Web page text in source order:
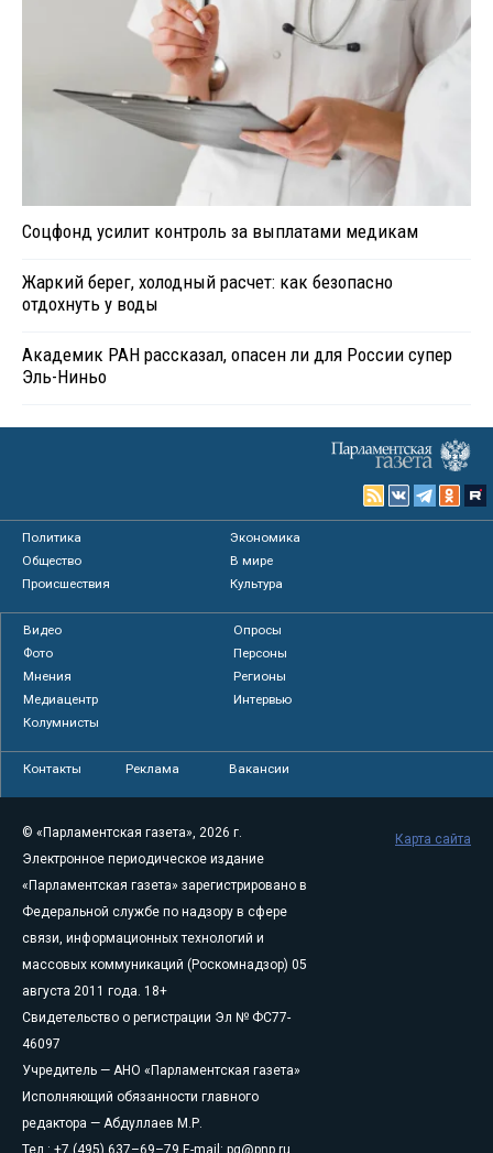
Соцфонд усилит контроль за выплатами медикам
Жаркий берег, холодный расчет: как безопасно
отдохнуть у воды
Академик РАН рассказал, опасен ли для России супер
Эль-Ниньо
Политика
Экономика
Общество
В мире
Происшествия
Культура
Видео
Опросы
Фото
Персоны
Мнения
Регионы
Медиацентр
Интервью
Колумнисты
Контакты Реклама Вакансии
© «Парламентская газета», 2026 г.
Электронное периодическое издание
«Парламентская газета» зарегистрировано в
Федеральной службе по надзору в сфере
связи, информационных технологий и
массовых коммуникаций (Роскомнадзор) 05
августа 2011 года. 18+
Свидетельство о регистрации Эл № ФС77-
46097
Учредитель — АНО «Парламентская газета»
Исполняющий обязанности главного
редактора — Абдуллаев М.Р.
Карта сайта